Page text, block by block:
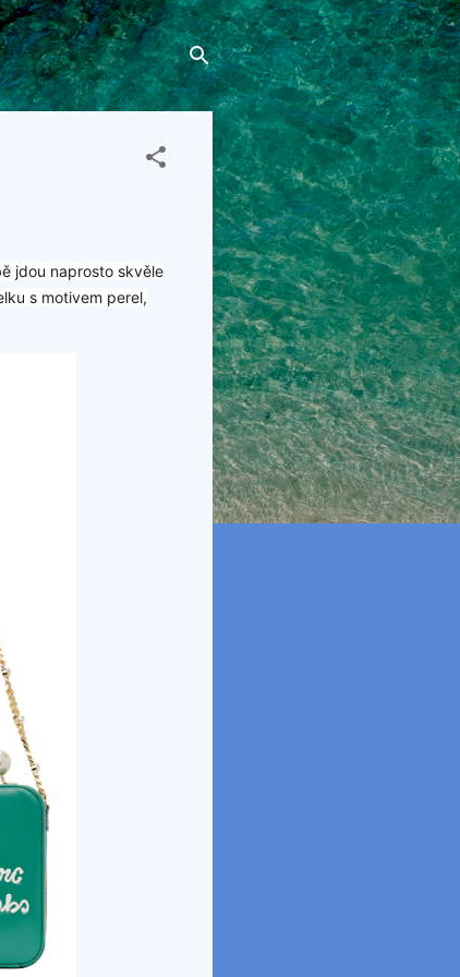
jdou naprosto skvěle
s motivem perel,